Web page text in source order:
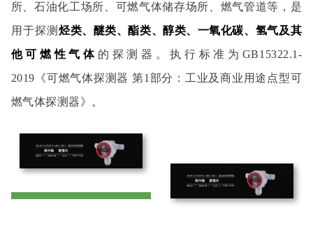
所、石油化工场所、可燃气体储存场所、燃气管道等，是
用于探测烃类、醚类、酯类、醇类、一氧化碳、氢气及其
他可燃性气体 的探测器。执行标准为GB15322.1-
2019《可燃气体探测器 第1部分：工业及商业用途点型可
燃气体探测器》。